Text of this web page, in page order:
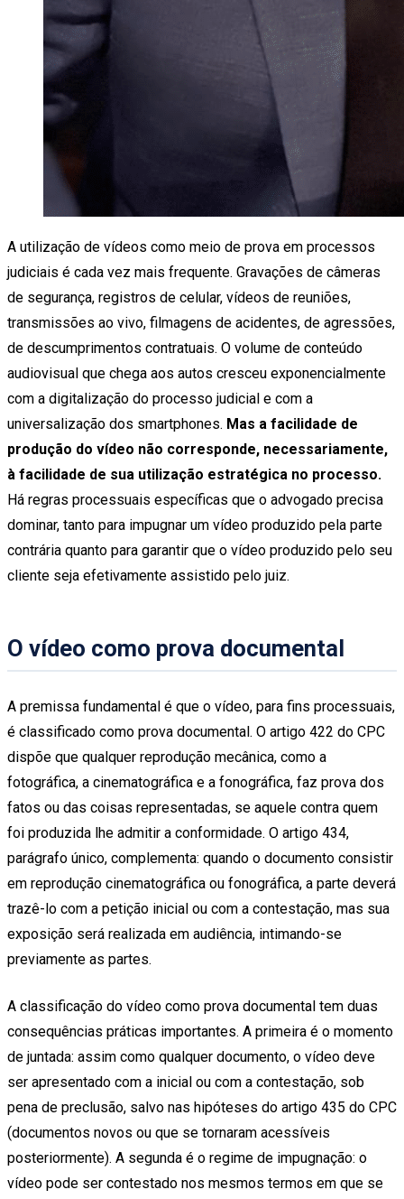
A utilização de vídeos como meio de prova em processos
judiciais é cada vez mais frequente. Gravações de câmeras
de segurança, registros de celular, vídeos de reuniões,
transmissões ao vivo, filmagens de acidentes, de agressões,
de descumprimentos contratuais. O volume de conteúdo
audiovisual que chega aos autos cresceu exponencialmente
com a digitalização do processo judicial e com a
universalização dos smartphones. Mas a facilidade de
produção do vídeo não corresponde, necessariamente,
à facilidade de sua utilização estratégica no processo.
Há regras processuais específicas que o advogado precisa
dominar, tanto para impugnar um vídeo produzido pela parte
contrária quanto para garantir que o vídeo produzido pelo seu
cliente seja efetivamente assistido pelo juiz.
O vídeo como prova documental
A premissa fundamental é que o vídeo, para fins processuais,
é classificado como prova documental. O artigo 422 do CPC
dispõe que qualquer reprodução mecânica, como a
fotográfica, a cinematográfica e a fonográfica, faz prova dos
fatos ou das coisas representadas, se aquele contra quem
foi produzida lhe admitir a conformidade. O artigo 434,
parágrafo único, complementa: quando o documento consistir
em reprodução cinematográfica ou fonográfica, a parte deverá
trazê-lo com a petição inicial ou com a contestação, mas sua
exposição será realizada em audiência, intimando-se
previamente as partes.
A classificação do vídeo como prova documental tem duas
consequências práticas importantes. A primeira é o momento
de juntada: assim como qualquer documento, o vídeo deve
ser apresentado com a inicial ou com a contestação, sob
pena de preclusão, salvo nas hipóteses do artigo 435 do CPC
(documentos novos ou que se tornaram acessíveis
posteriormente). A segunda é o regime de impugnação: o
vídeo pode ser contestado nos mesmos termos em que se